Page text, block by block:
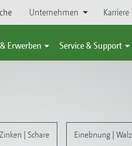
Unternehmen Karriere
Erwerben Service & Support
Zinken | Schare Einebnung |